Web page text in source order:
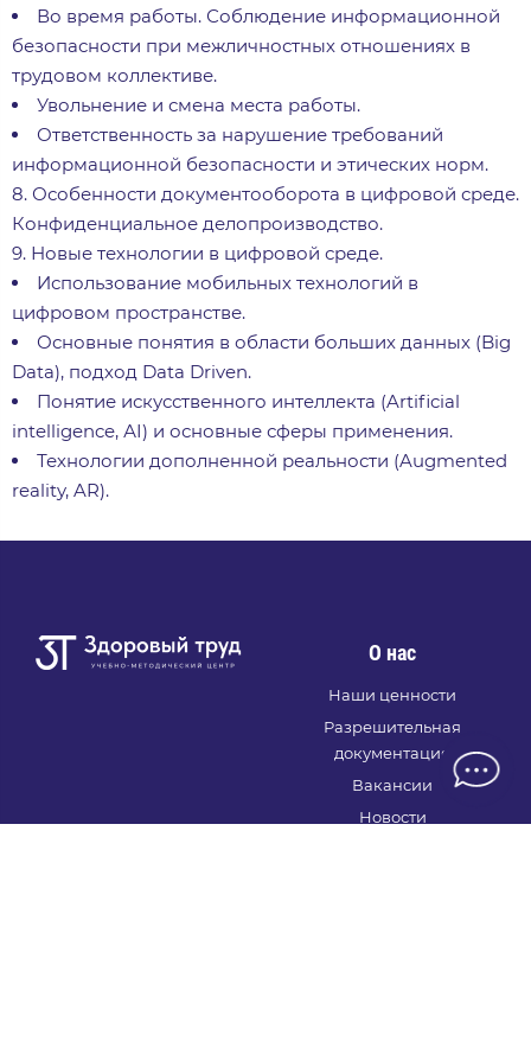
Во время работы. Соблюдение информационной
безопасности при межличностных отношениях в
трудовом коллективе.
Увольнение и смена места работы.
Ответственность за нарушение требований
информационной безопасности и этических норм.
8. Особенности документооборота в цифровой среде.
Конфиденциальное делопроизводство.
9. Новые технологии в цифровой среде.
Использование мобильных технологий в
цифровом пространстве.
Основные понятия в области больших данных (Big
Data), подход Data Driven.
Понятие искусственного интеллекта (Artificial
intelligence, АI) и основные сферы применения.
Технологии дополненной реальности (Augmented
reality, AR).
О нас
Наши ценности
Разрешительная
документация
Вакансии
Новости